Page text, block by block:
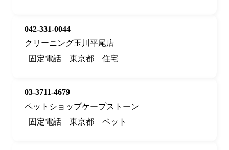
042-331-0044
クリーニング玉川平尾店
固定電話
東京都 住宅
03-3711-4679
ペットショップケープストーン
固定電話
東京都 ペット